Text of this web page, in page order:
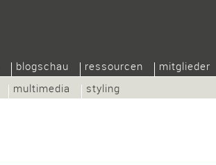
multimedia styling
blogschau ressourcen mitglieder